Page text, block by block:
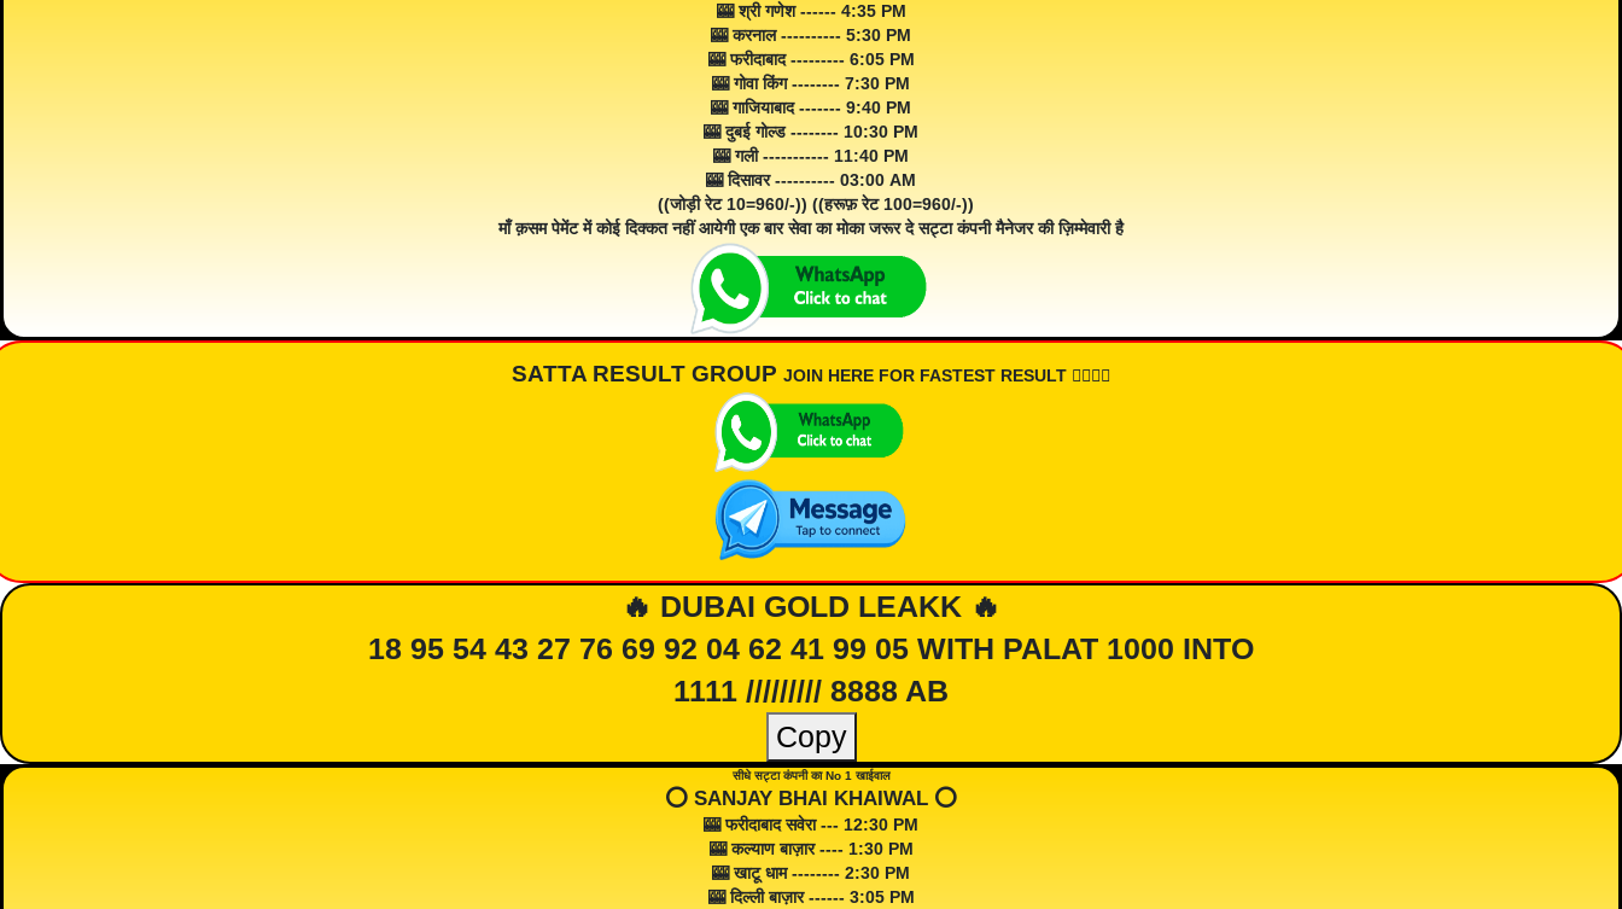
🎰 श्री गणेश ------ 4:35 PM
🎰 करनाल ---------- 5:30 PM
🎰 फरीदाबाद --------- 6:05 PM
🎰 गोवा किंग -------- 7:30 PM
🎰 गाजियाबाद ------- 9:40 PM
🎰 दुबई गोल्ड -------- 10:30 PM
🎰 गली ----------- 11:40 PM
🎰 दिसावर ---------- 03:00 AM
((जोड़ी रेट 10=960/-)) ((हरूफ़ रेट 100=960/-))
माँ क़सम पेमेंट में कोई दिक्कत नहीं आयेगी एक बार सेवा का मोका जरूर दे सट्टा कंपनी मैनेजर की ज़िम्मेवारी है
SATTA RESULT GROUP JOIN HERE FOR FASTEST RESULT 👇🏾👇🏾
🔥 DUBAI GOLD LEAKK 🔥
18 95 54 43 27 76 69 92 04 62 41 99 05 WITH PALAT 1000 INTO
1111 ///////// 8888 AB
Copy
सीधे सट्टा कंपनी का No 1 खाईवाल
⭕️ SANJAY BHAI KHAIWAL ⭕️
🎰 फरीदाबाद सवेरा --- 12:30 PM
🎰 कल्याण बाज़ार ---- 1:30 PM
🎰 खाटू धाम -------- 2:30 PM
🎰 दिल्ली बाज़ार ------ 3:05 PM